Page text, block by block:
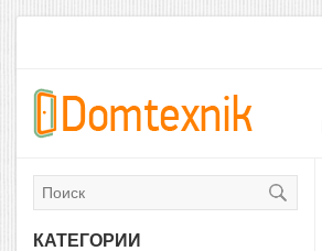
КАТЕГОРИИ